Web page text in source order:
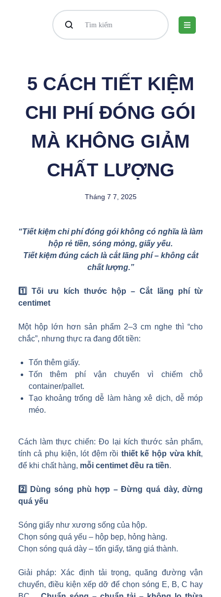
5 CÁCH TIẾT KIỆM
CHI PHÍ ĐÓNG GÓI
MÀ KHÔNG GIẢM
CHẤT LƯỢNG
Tháng 7 7, 2025
“Tiết kiệm chi phí đóng gói không có nghĩa là làm
hộp rẻ tiền, sóng mỏng, giấy yếu.
Tiết kiệm đúng cách là cắt lãng phí – không cắt
chất lượng.”
1️
Tối ưu kích thước hộp – Cắt lãng phí từ
centimet
Một hộp lớn hơn sản phẩm 2–3 cm nghe thì “cho
chắc”, nhưng thực ra đang đốt tiền:
Tốn thêm giấy.
Tốn thêm phí vận chuyển vì chiếm chỗ
container/pallet.
Tạo khoảng trống dễ làm hàng xê dịch, dễ móp
méo.
Cách làm thực chiến: Đo lại kích thước sản phẩm,
tính cả phụ kiện, lót đệm rồi thiết kế hộp vừa khít,
để khi chất hàng, mỗi centimet đều ra tiền.
2️
Dùng sóng phù hợp – Đừng quá dày, đừng
quá yếu
Sóng giấy như xương sống của hộp.
Chọn sóng quá yếu – hộp bẹp, hỏng hàng.
Chọn sóng quá dày – tốn giấy, tăng giá thành.
Giải pháp: Xác định tải trọng, quãng đường vận
chuyển, điều kiện xếp dỡ để chọn sóng E, B, C hay